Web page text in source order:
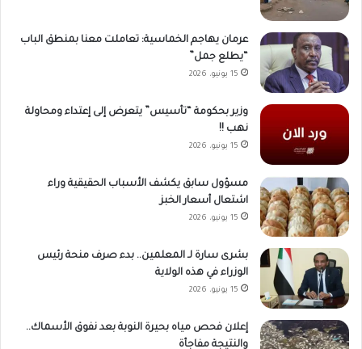
عرمان يهاجم الخماسية: تعاملت معنا بمنطق الباب
“يطلع جمل”
15 يونيو، 2026
وزير بحكومة “تأسيس” يتعرض إلى إعتداء ومحاولة
نهب !!
15 يونيو، 2026
مسؤول سابق يكشف الأسباب الحقيقية وراء
اشتعال أسعار الخبز
15 يونيو، 2026
بشرى سارة لـ المعلمين.. بدء صرف منحة رئيس
الوزراء في هذه الولاية
15 يونيو، 2026
إعلان فحص مياه بحيرة النوبة بعد نفوق الأسماك..
والنتيجة مفاجأة